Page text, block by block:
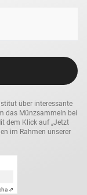
über interessante
das Münzsammeln bei
dem Klick auf „Jetzt
im Rahmen unserer
⇗